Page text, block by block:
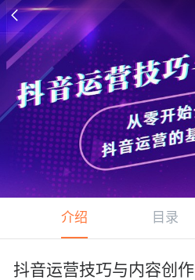

介绍 目录
抖音运营技巧与内容创作